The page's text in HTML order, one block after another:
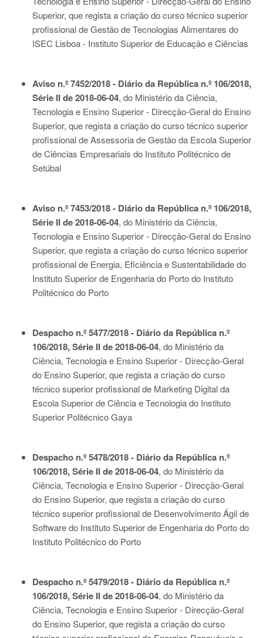
Superior, que regista a criação do curso técnico superior
profissional de Gestão de Tecnologias Alimentares do
ISEC Lisboa - Instituto Superior de Educação e Ciências
Aviso n.º 7452/2018 - Diário da República n.º 106/2018,
Série II de 2018-06-04, do Ministério da Ciência,
Tecnologia e Ensino Superior - Direcção-Geral do Ensino
Superior, que regista a criação do curso técnico superior
profissional de Assessoria de Gestão da Escola Superior
de Ciências Empresariais do Instituto Politécnico de
Setúbal
Aviso n.º 7453/2018 - Diário da República n.º 106/2018,
Série II de 2018-06-04, do Ministério da Ciência,
Tecnologia e Ensino Superior - Direcção-Geral do Ensino
Superior, que regista a criação do curso técnico superior
profissional de Energia, Eficiência e Sustentabilidade do
Instituto Superior de Engenharia do Porto do Instituto
Politécnico do Porto
Despacho n.º 5477/2018 - Diário da República n.º
106/2018, Série II de 2018-06-04, do Ministério da
Ciência, Tecnologia e Ensino Superior - Direcção-Geral
do Ensino Superior, que regista a criação do curso
técnico superior profissional de Marketing Digital da
Escola Superior de Ciência e Tecnologia do Instituto
Superior Politécnico Gaya
Despacho n.º 5478/2018 - Diário da República n.º
106/2018, Série II de 2018-06-04, do Ministério da
Ciência, Tecnologia e Ensino Superior - Direcção-Geral
do Ensino Superior, que regista a criação do curso
técnico superior profissional de Desenvolvimento Ágil de
Software do Instituto Superior de Engenharia do Porto do
Instituto Politécnico do Porto
Despacho n.º 5479/2018 - Diário da República n.º
106/2018, Série II de 2018-06-04, do Ministério da
Ciência, Tecnologia e Ensino Superior - Direcção-Geral
do Ensino Superior, que regista a criação do curso